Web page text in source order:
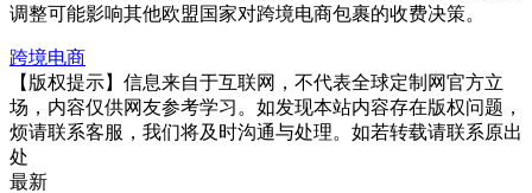
调整可能影响其他欧盟国家对跨境电商包裹的收费决策。
跨境电商
【版权提示】信息来自于互联网，不代表全球定制网官方立
场，内容仅供网友参考学习。如发现本站内容存在版权问题，
烦请联系客服，我们将及时沟通与处理。如若转载请联系原出
处
最新